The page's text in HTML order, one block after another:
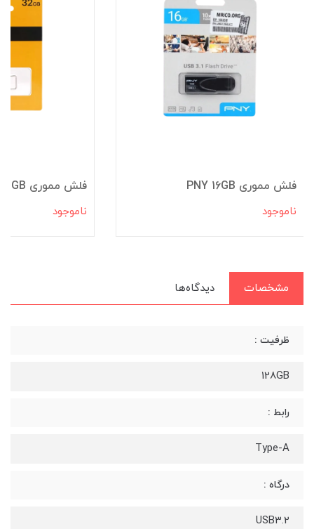
فلش مموری PNY 16GB
ناموجود
فلش مموری KODAK K112 32GB
ناموجود
مشخصات دیدگاه‌ها
ظرفیت :
128GB
رابط :
Type-A
درگاه :
USB3.2